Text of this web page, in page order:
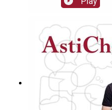
Patreon:https://
PayPal:https://
a para hacer
nombre de Julio
1539408017CLABE:
2Tienda:https://